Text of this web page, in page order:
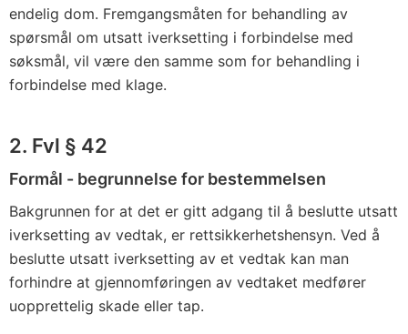
endelig dom. Fremgangsmåten for behandling av
spørsmål om utsatt iverksetting i forbindelse med
søksmål, vil være den samme som for behandling i
forbindelse med klage.
2. Fvl § 42
Formål - begrunnelse for bestemmelsen
Bakgrunnen for at det er gitt adgang til å beslutte utsatt
iverksetting av vedtak, er rettsikkerhetshensyn. Ved å
beslutte utsatt iverksetting av et vedtak kan man
forhindre at gjennomføringen av vedtaket medfører
uopprettelig skade eller tap.